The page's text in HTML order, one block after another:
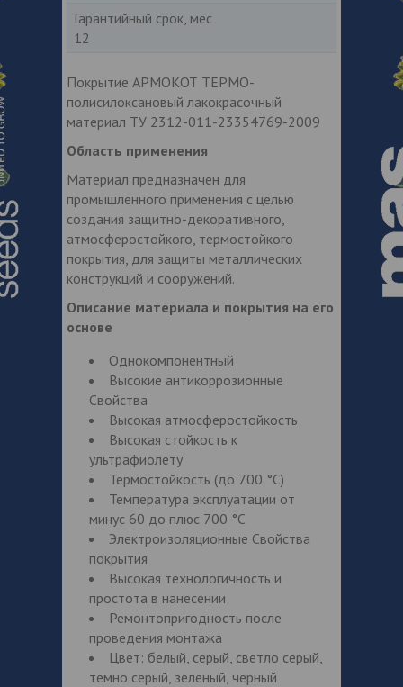
Гарантийный срок, мес
12
Покрытие АРМОКОТ ТЕРМО-
полисилоксановый лакокрасочный
материал ТУ 2312-011-23354769-2009
Область применения
Материал предназначен для
промышленного применения с целью
создания защитно-декоративного,
атмосферостойкого, термостойкого
покрытия, для защиты металлических
конструкций и сооружений.
Описание материала и покрытия на его
основе
Однокомпонентный
Высокие антикоррозионные
Свойства
Высокая атмосферостойкость
Высокая стойкость к
ультрафиолету
Термостойкость (до 700 °С)
Температура эксплуатации от
минус 60 до плюс 700 °С
Электроизоляционные Свойства
покрытия
Высокая технологичность и
простота в нанесении
Ремонтопригодность после
проведения монтажа
Цвет: белый, серый, светло серый,
темно серый, зеленый, черный